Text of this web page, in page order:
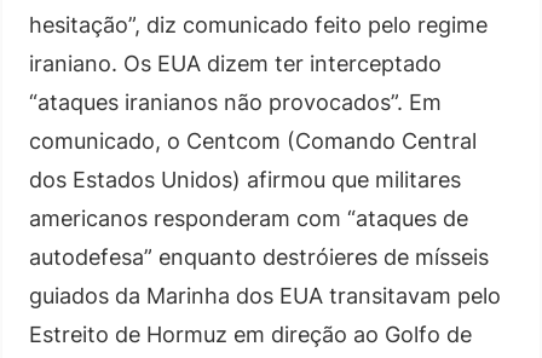
hesitação”, diz comunicado feito pelo regime
iraniano. Os EUA dizem ter interceptado
“ataques iranianos não provocados”. Em
comunicado, o Centcom (Comando Central
dos Estados Unidos) afirmou que militares
americanos responderam com “ataques de
autodefesa” enquanto destróieres de mísseis
guiados da Marinha dos EUA transitavam pelo
Estreito de Hormuz em direção ao Golfo de